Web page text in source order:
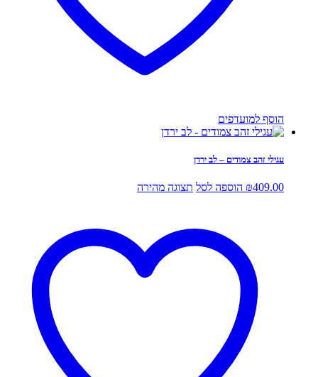
הוסף למועדפים
עגילי זהב צמודים – לב ירדן
₪409.00 הוספה לסל תצוגה מהירה